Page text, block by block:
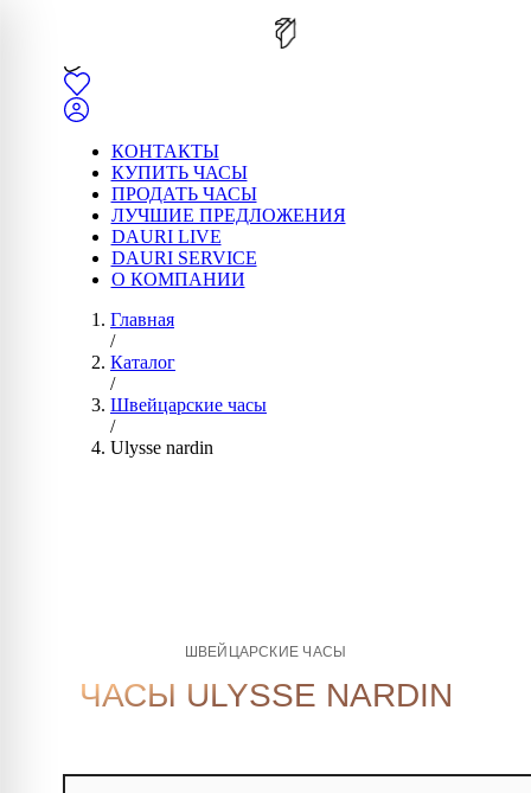
КОНТАКТЫ
КУПИТЬ ЧАСЫ
ПРОДАТЬ ЧАСЫ
ЛУЧШИЕ ПРЕДЛОЖЕНИЯ
DAURI LIVE
DAURI SERVICE
О КОМПАНИИ
Главная
/
Каталог
/
Швейцарские часы
/
Ulysse nardin
ШВЕЙЦАРСКИЕ ЧАСЫ
ЧАСЫ ULYSSE NARDIN